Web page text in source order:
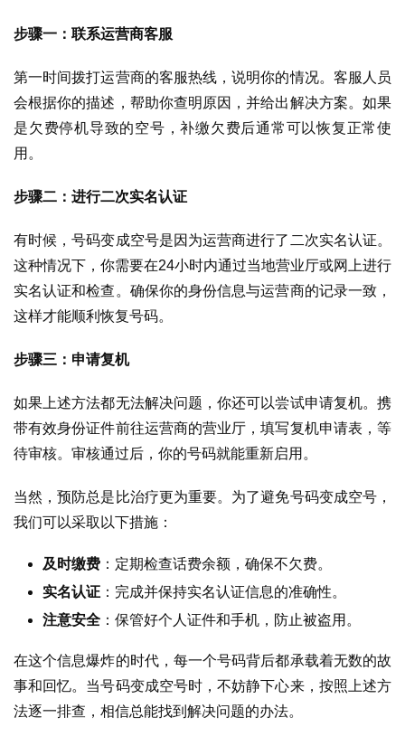
首
页
号
百
防
诈
知
业
资
讯
流
量
推
荐
码
认
证
登录 注册
步骤一：联系运营商客服
第一时间拨打运营商的客服热线，说明你的情况。客服人员
会根据你的描述，帮助你查明原因，并给出解决方案。如果
是欠费停机导致的空号，补缴欠费后通常可以恢复正常使
用。
步骤二：进行二次实名认证
有时候，号码变成空号是因为运营商进行了二次实名认证。
这种情况下，你需要在24小时内通过当地营业厅或网上进行
实名认证和检查。确保你的身份信息与运营商的记录一致，
这样才能顺利恢复号码。
步骤三：申请复机
如果上述方法都无法解决问题，你还可以尝试申请复机。携
带有效身份证件前往运营商的营业厅，填写复机申请表，等
待审核。审核通过后，你的号码就能重新启用。
当然，预防总是比治疗更为重要。为了避免号码变成空号，
我们可以采取以下措施：
及时缴费 ：定期检查话费余额，确保不欠费。
实名认证 ：完成并保持实名认证信息的准确性。
注意安全 ：保管好个人证件和手机，防止被盗用。
在这个信息爆炸的时代，每一个号码背后都承载着无数的故
事和回忆。当号码变成空号时，不妨静下心来，按照上述方
法逐一排查，相信总能找到解决问题的办法。